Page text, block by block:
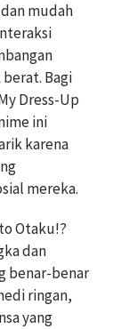
mudah
Bagi
Dress-Up
ini
karena
mereka.
Otaku!?
dan
benar-benar
ringan,
yang